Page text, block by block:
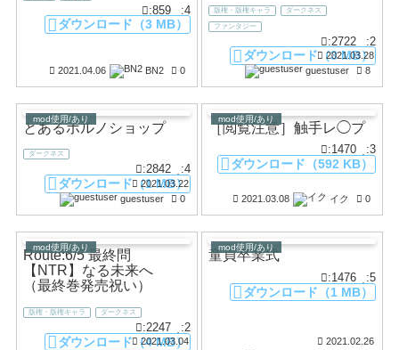
:859 :4
2021.04.06 BN2 0
ダウンロード（3 MB）
版権・版権キャラ
ダークネス
ファンタジー
:2722 :2
2021.03.28
guestuser
8
ダウンロード（3 MB）
mod使用/あり
とあるポルノショップ
ダークネス
:2842 :4
2021.03.22
guestuser
0
ダウンロード（1 MB）
mod使用/あり
［閲覧注意］触手レ◯プ
:1470 :3
2021.03.08 イク 0
ダウンロード（592 KB）
mod使用/あり
Route:6/5 最終問
【NTR】なる未来へ
（最終巻発売祝い）
版権・版権キャラ ダークネス
:2247 :2
2021.03.04
ダウンロード（4 MB）
mod使用/あり
童貞卒業式
:1476 :5
2021.02.26
ダウンロード（1 MB）